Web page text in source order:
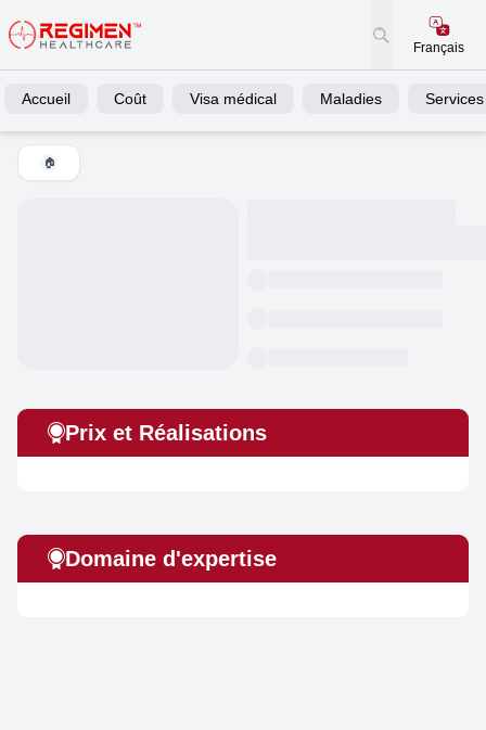
Français
Accueil Coût Visa médical Maladies Services
🏠
Prix et Réalisations
Domaine d'expertise